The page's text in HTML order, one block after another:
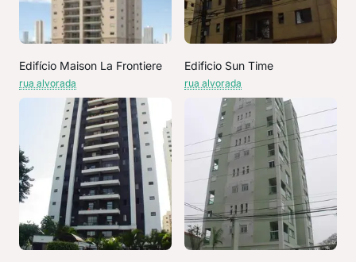
Edifício Maison La Frontiere
rua alvorada
Edificio Sun Time
rua alvorada